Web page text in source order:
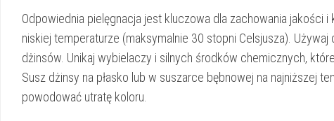
Odpowiednia pielęgnacja jest kluczowa dla zachowania jakości i
niskiej temperaturze (maksymalnie 30 stopni Celsjusza). Używaj
dżinsów. Unikaj wybielaczy i silnych środków chemicznych,
Susz dżinsy na płasko lub w suszarce bębnowej na najniższej
powodować utratę koloru.